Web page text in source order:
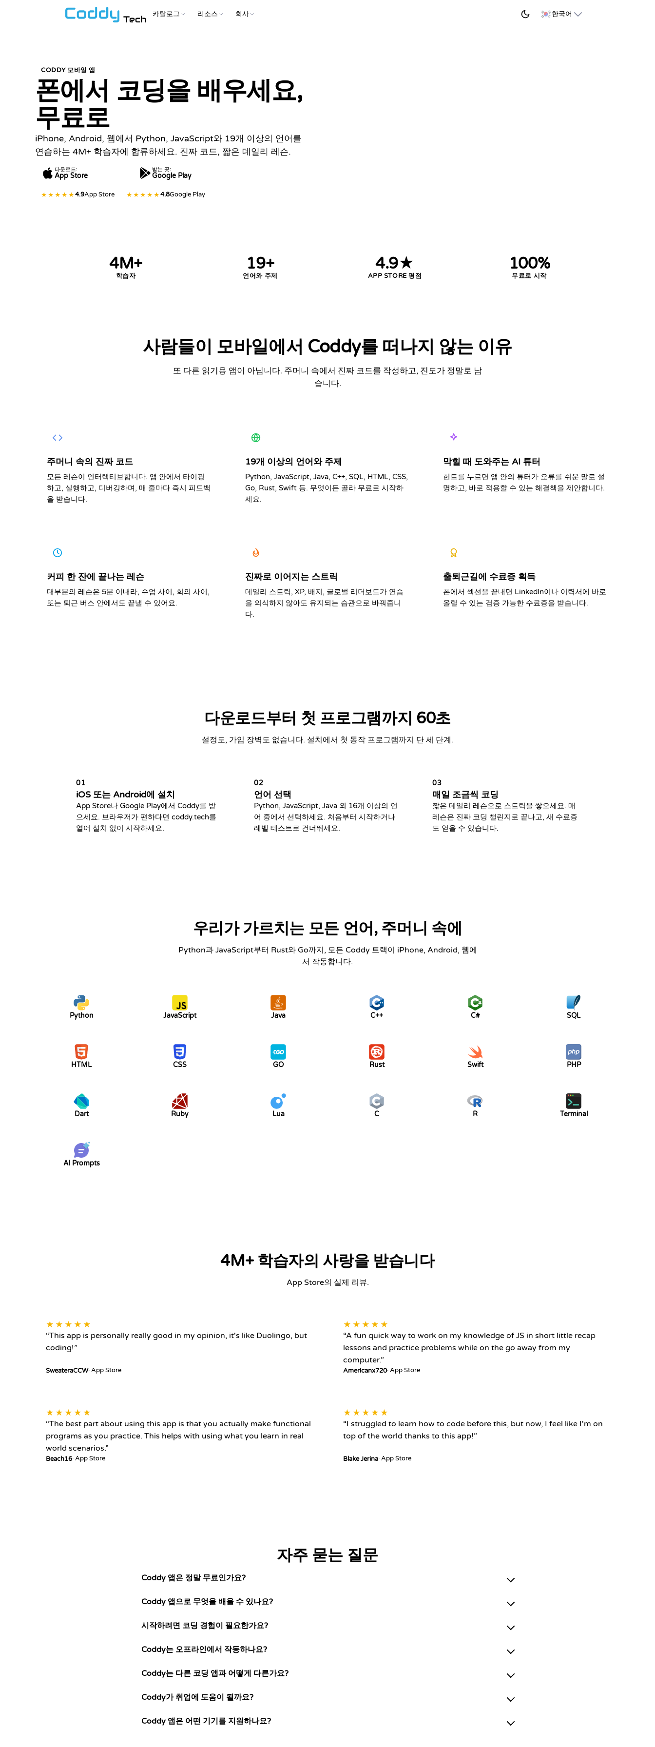
Tech 카탈로그 리소스 회사 한국어
CODDY 모바일 앱
폰에서 코딩을 배우세요,
무료로
iPhone, Android, 웹에서 Python, JavaScript와 19개 이상의 언어를
연습하는 4M+ 학습자에 합류하세요. 진짜 코드, 짧은 데일리 레슨.
다운로드:
App Store
받는 곳:
Google Play
★★★★★ 4.9App Store ★★★★★ 4.8Google Play
4M+
학습자
19+
언어와 주제
4.9★
APP STORE 평점
100%
무료로 시작
사람들이 모바일에서 Coddy를 떠나지 않는 이유
또 다른 읽기용 앱이 아닙니다. 주머니 속에서 진짜 코드를 작성하고, 진도가 정말로 남
습니다.
주머니 속의 진짜 코드
모든 레슨이 인터랙티브합니다. 앱 안에서 타이핑
하고, 실행하고, 디버깅하며, 매 줄마다 즉시 피드백
을 받습니다.
19개 이상의 언어와 주제
Python, JavaScript, Java, C++, SQL, HTML, CSS,
Go, Rust, Swift 등. 무엇이든 골라 무료로 시작하
세요.
막힐 때 도와주는 AI 튜터
힌트를 누르면 앱 안의 튜터가 오류를 쉬운 말로 설
명하고, 바로 적용할 수 있는 해결책을 제안합니다.
커피 한 잔에 끝나는 레슨
대부분의 레슨은 5분 이내라, 수업 사이, 회의 사이,
또는 퇴근 버스 안에서도 끝낼 수 있어요.
진짜로 이어지는 스트릭
데일리 스트릭, XP, 배지, 글로벌 리더보드가 연습
을 의식하지 않아도 유지되는 습관으로 바꿔줍니
다.
출퇴근길에 수료증 획득
폰에서 섹션을 끝내면 LinkedIn이나 이력서에 바로
올릴 수 있는 검증 가능한 수료증을 받습니다.
다운로드부터 첫 프로그램까지 60초
설정도, 가입 장벽도 없습니다. 설치에서 첫 동작 프로그램까지 단 세 단계.
01
iOS 또는 Android에 설치
App Store나 Google Play에서 Coddy를 받
으세요. 브라우저가 편하다면 coddy.tech를
열어 설치 없이 시작하세요.
02
언어 선택
Python, JavaScript, Java 외 16개 이상의 언
어 중에서 선택하세요. 처음부터 시작하거나
레벨 테스트로 건너뛰세요.
03
매일 조금씩 코딩
짧은 데일리 레슨으로 스트릭을 쌓으세요. 매
레슨은 진짜 코딩 챌린지로 끝나고, 새 수료증
도 얻을 수 있습니다.
우리가 가르치는 모든 언어, 주머니 속에
Python과 JavaScript부터 Rust와 Go까지, 모든 Coddy 트랙이 iPhone, Android, 웹에
서 작동합니다.
Python JavaScript Java C++ C# SQL
HTML CSS GO Rust Swift PHP
Dart Ruby Lua C R Terminal
AI Prompts
4M+ 학습자의 사랑을 받습니다
App Store의 실제 리뷰.
★★★★★
“This app is personally really good in my opinion, it's like Duolingo, but
coding!”
SweateraCCW App Store
★★★★★
“A fun quick way to work on my knowledge of JS in short little recap
lessons and practice problems while on the go away from my
computer.”
Americanx720 App Store
★★★★★
“The best part about using this app is that you actually make functional
programs as you practice. This helps with using what you learn in real
world scenarios.”
Beach16 App Store
★★★★★
“I struggled to learn how to code before this, but now, I feel like I'm on
top of the world thanks to this app!”
Blake Jerina App Store
자주 묻는 질문
Coddy 앱은 정말 무료인가요?
Coddy 앱으로 무엇을 배울 수 있나요?
시작하려면 코딩 경험이 필요한가요?
Coddy는 오프라인에서 작동하나요?
Coddy는 다른 코딩 앱과 어떻게 다른가요?
Coddy가 취업에 도움이 될까요?
Coddy 앱은 어떤 기기를 지원하나요?